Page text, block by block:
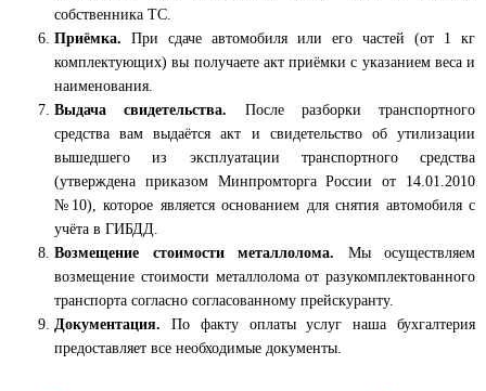
собственника ТС.
Приёмка. При сдаче автомобиля или его частей (от 1 кг
комплектующих) вы получаете акт приёмки с указанием веса и
наименования.
Выдача свидетельства. После разборки транспортного
средства вам выдаётся акт и свидетельство об утилизации
вышедшего из эксплуатации транспортного средства
(утверждена приказом Минпромторга России от 14.01.2010
№10), которое является основанием для снятия автомобиля с
учёта в ГИБДД.
Возмещение стоимости металлолома. Мы осуществляем
возмещение стоимости металлолома от разукомплектованного
транспорта согласно согласованному прейскуранту.
Документация. По факту оплаты услуг наша бухгалтерия
предоставляет все необходимые документы.